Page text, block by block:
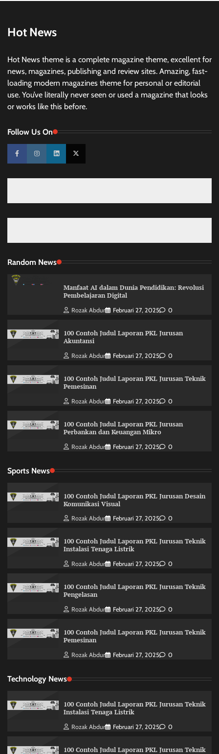
Hot News
Hot News theme is a complete magazine theme, excellent for
news, magazines, publishing and review sites. Amazing, fast-
loading modern magazines theme for personal or editorial
use. You’ve literally never seen or used a magazine that looks
or works like this before.
Follow Us On
Random News
Manfaat AI dalam Dunia Pendidikan: Revolusi
Pembelajaran Digital
Rozak Abdur Februari 27, 2025 0
100 Contoh Judul Laporan PKL Jurusan
Akuntansi
Rozak Abdur Februari 27, 2025 0
100 Contoh Judul Laporan PKL Jurusan Teknik
Pemesinan
Rozak Abdur Februari 27, 2025 0
100 Contoh Judul Laporan PKL Jurusan
Perbankan dan Keuangan Mikro
Rozak Abdur Februari 27, 2025 0
Sports News
100 Contoh Judul Laporan PKL Jurusan Desain
Komunikasi Visual
Rozak Abdur Februari 27, 2025 0
100 Contoh Judul Laporan PKL Jurusan Teknik
Instalasi Tenaga Listrik
Rozak Abdur Februari 27, 2025 0
100 Contoh Judul Laporan PKL Jurusan Teknik
Pengelasan
Rozak Abdur Februari 27, 2025 0
100 Contoh Judul Laporan PKL Jurusan Teknik
Pemesinan
Rozak Abdur Februari 27, 2025 0
Technology News
100 Contoh Judul Laporan PKL Jurusan Teknik
Instalasi Tenaga Listrik
Rozak Abdur Februari 27, 2025 0
100 Contoh Judul Laporan PKL Jurusan Teknik